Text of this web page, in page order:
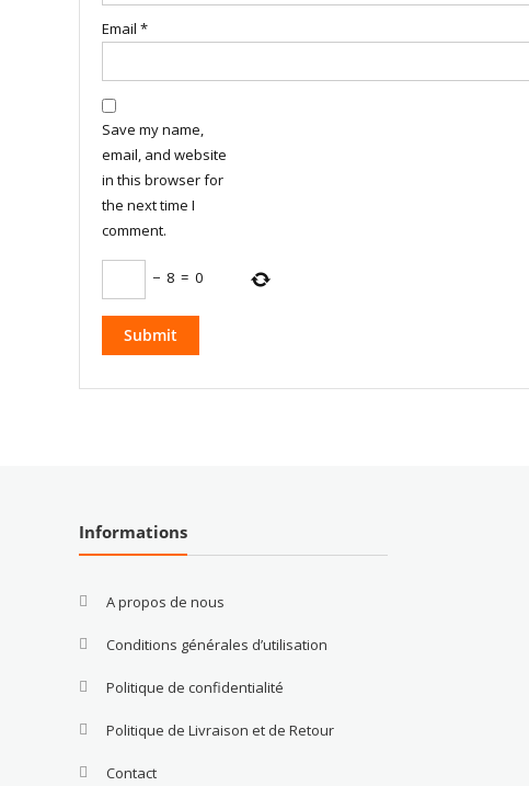
Email *
Save my name,
email, and website
in this browser for
the next time I
comment.
− 8 = 0
Informations
A propos de nous
Conditions générales d’utilisation
Politique de confidentialité
Politique de Livraison et de Retour
Contact